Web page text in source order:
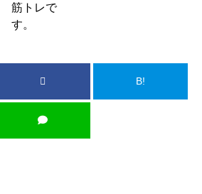
筋トレで
す。
B!